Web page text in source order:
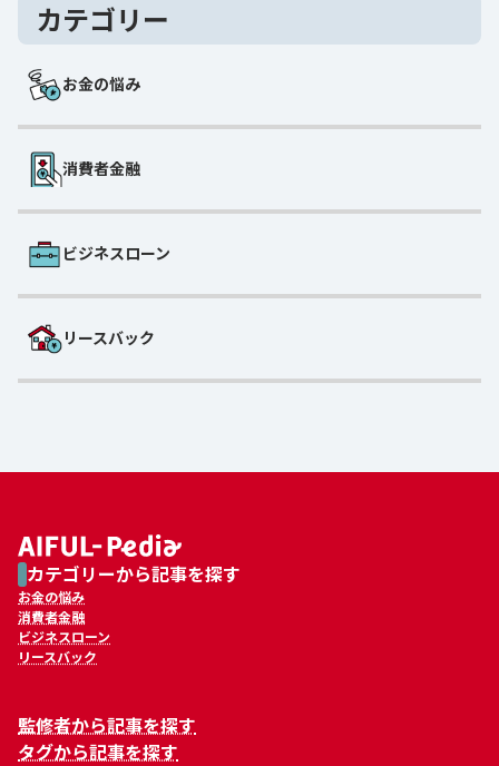
カテゴリー
お金の悩み
消費者金融
ビジネスローン
リースバック
カテゴリーから記事を探す
お金の悩み
消費者金融
ビジネスローン
リースバック
監修者から記事を探す
タグから記事を探す